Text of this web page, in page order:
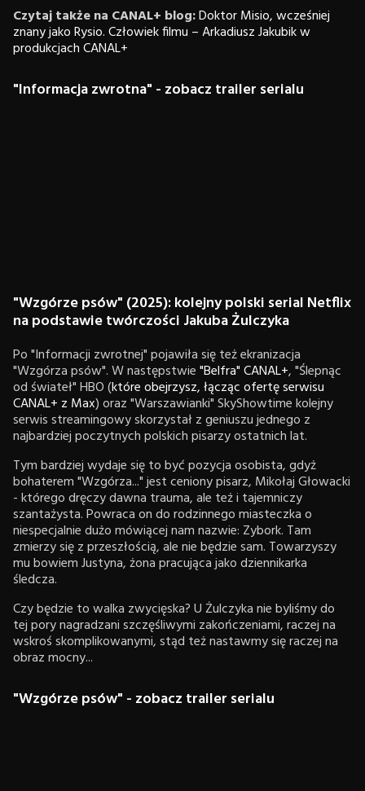
Czytaj także na CANAL+ blog:Doktor Misio, wcześniej
znany jako Rysio. Człowiek filmu – Arkadiusz Jakubik w
produkcjach CANAL+
"Informacja zwrotna" - zobacz trailer serialu
"Wzgórze psów" (2025): kolejny polski serial Netflix
na podstawie twórczości Jakuba Żulczyka
Po "Informacji zwrotnej" pojawiła się też ekranizacja
"Wzgórza psów". W następstwie"Belfra" CANAL+, "Ślepnąc
od świateł" HBO (które obejrzysz, łącząc ofertę serwisu
CANAL+ z Max) oraz "Warszawianki" SkyShowtime kolejny
serwis streamingowy skorzystał z geniuszu jednego z
najbardziej poczytnych polskich pisarzy ostatnich lat.
Tym bardziej wydaje się to być pozycja osobista, gdyż
bohaterem "Wzgórza..." jest ceniony pisarz, Mikołaj Głowacki
- którego dręczy dawna trauma, ale też i tajemniczy
szantażysta. Powraca on do rodzinnego miasteczka o
niespecjalnie dużo mówiącej nam nazwie: Zybork. Tam
zmierzy się z przeszłością, ale nie będzie sam. Towarzyszy
mu bowiem Justyna, żona pracująca jako dziennikarka
śledcza.
Czy będzie to walka zwycięska? U Żulczyka nie byliśmy do
tej pory nagradzani szczęśliwymi zakończeniami, raczej na
wskroś skomplikowanymi, stąd też nastawmy się raczej na
obraz mocny...
"Wzgórze psów" - zobacz trailer serialu